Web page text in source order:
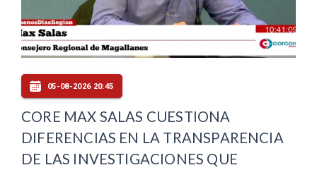
05-08-2026 20:45
CORE MAX SALAS CUESTIONA
DIFERENCIAS EN LA TRANSPARENCIA
DE LAS INVESTIGACIONES QUE